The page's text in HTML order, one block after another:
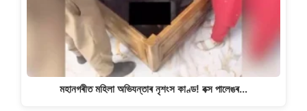
মহানগৰীত মহিলা অভিযন্তাৰ নৃশংস কাণ্ড! বক্স পালেঙৰ…